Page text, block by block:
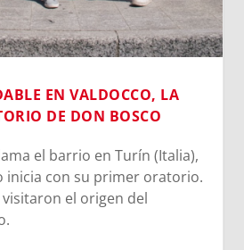
EN VALDOCCO, LA
DE DON BOSCO
el barrio en Turín (Italia),
inicia con su primer oratorio.
el origen del